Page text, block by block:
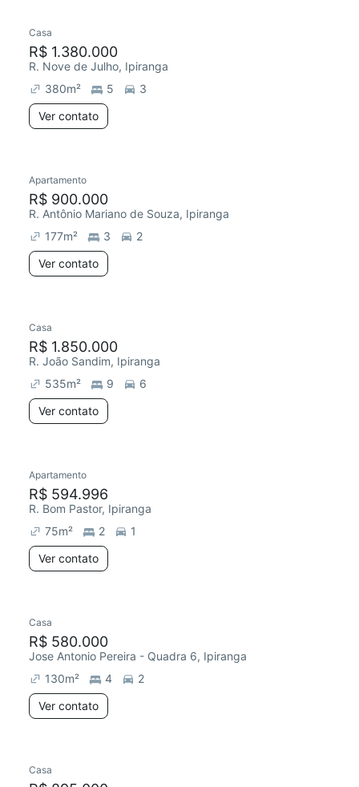
Casa
R$ 1.380.000
R. Nove de Julho, Ipiranga
380m² 5
3
Ver contato
Apartamento
R$ 900.000
R. Antônio Mariano de Souza, Ipiranga
177m² 3
2
Ver contato
Casa
R$ 1.850.000
R. João Sandim, Ipiranga
535m² 9
6
Ver contato
Apartamento
R$ 594.996
R. Bom Pastor, Ipiranga
75m² 2
1
Ver contato
Casa
R$ 580.000
Jose Antonio Pereira - Quadra 6, Ipiranga
130m² 4
2
Ver contato
Casa